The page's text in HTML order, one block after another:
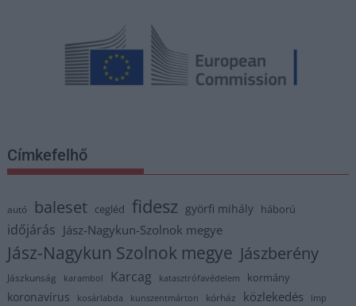
Címkefelhő
autó baleset cegléd fidesz györfi mihály háború
időjárás Jász-Nagykun-Szolnok megye
Jász-Nagykun Szolnok megye Jászberény
Jászkunság karambol Karcag katasztrófavédelem kormány
koronavírus kosárlabda kunszentmárton kórház közlekedés lmp